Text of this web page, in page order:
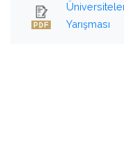
Yarışması